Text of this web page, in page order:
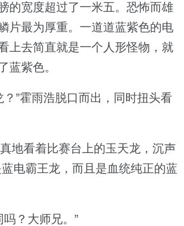
的宽度超过了一米五。恐怖而雄
片最为厚重。一道道蓝紫色的电
上去简直就是一个人形怪物，就
蓝紫色。
”霍雨浩脱口而出，同时扭头看
地看着比赛台上的玉天龙，沉声
电霸王龙，而且是血统纯正的蓝
？大师兄。”